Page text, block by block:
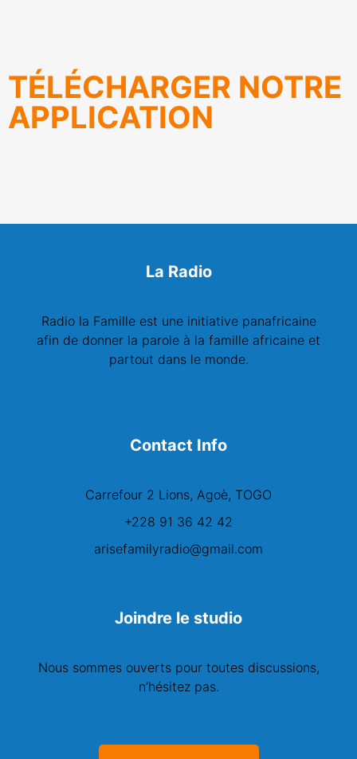
TÉLÉCHARGER NOTRE
APPLICATION
La Radio
Radio la Famille est une initiative panafricaine
afin de donner la parole à la famille africaine et
partout dans le monde.
Contact Info
Carrefour 2 Lions, Agoè, TOGO
+228 91 36 42 42
arisefamilyradio@gmail.com
Joindre le studio
Nous sommes ouverts pour toutes discussions,
n’hésitez pas.